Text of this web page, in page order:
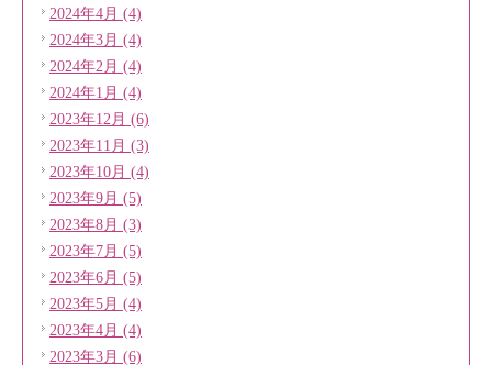
2024年4月 (4)
2024年3月 (4)
2024年2月 (4)
2024年1月 (4)
2023年12月 (6)
2023年11月 (3)
2023年10月 (4)
2023年9月 (5)
2023年8月 (3)
2023年7月 (5)
2023年6月 (5)
2023年5月 (4)
2023年4月 (4)
2023年3月 (6)